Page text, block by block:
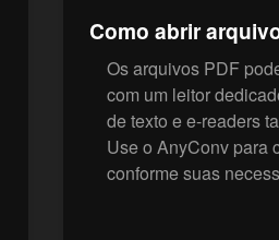
Como abrir
Os arquivos PDF
com um leitor
de texto e e-readers
Use o AnyConv para
conforme suas